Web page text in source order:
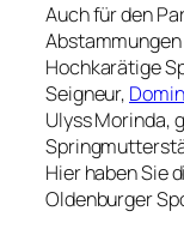
Auch für den
Hochkarätige
Seigneur,
Ulyss Morinda,
Hier haben Sie
Oldenburger